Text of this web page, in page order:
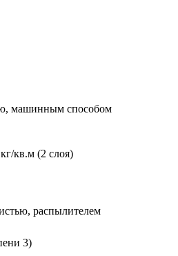
машинным способом
кв.м (2 слоя)
распылителем
3)